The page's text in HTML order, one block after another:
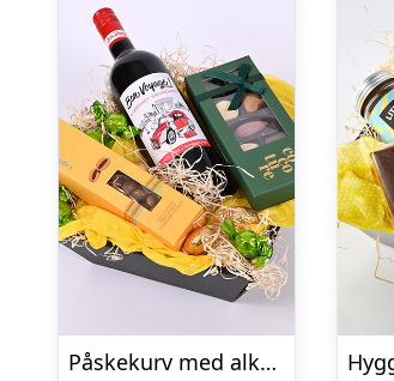
Påskekurv med alkoholfri rødvin – Send blomster med Bloomit